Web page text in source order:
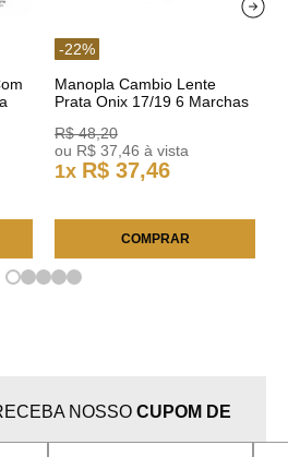
-22%
Manopla Cambio Lente
Prata Onix 17/19 6 Marchas
R$ 48,20
ou R$ 37 46 à vista
1x R$ 37,46
COMPRAR
NOSSO CUPOM DE